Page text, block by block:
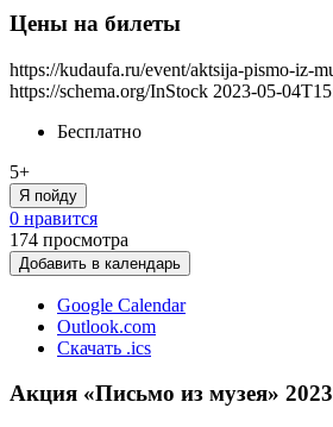
Цены на билеты
https://kudaufa.ru/event/aktsija-pismo-iz-
https://schema.org/InStock 2023-05-
Бесплатно
5+
Я пойду
0 нравится
174 просмотра
Добавить в календарь
Google Calendar
Outlook.com
Скачать .ics
Акция «Письмо из музея» 2023